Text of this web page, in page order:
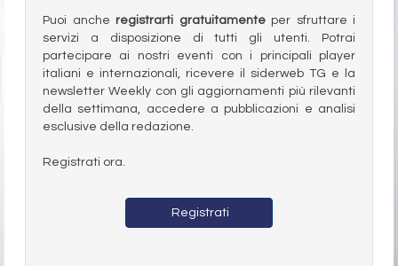
Puoi anche registrarti gratuitamenteper sfruttare i
servizi a disposizione di tutti gli utenti. Potrai
partecipare ai nostri eventi con i principali player
italiani e internazionali, ricevere il siderweb TG e la
newsletter Weekly con gli aggiornamenti più rilevanti
della settimana, accedere a pubblicazioni e analisi
esclusive della redazione.
Registrati ora.
Registrati